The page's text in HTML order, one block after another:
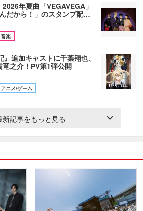
年夏曲「VEGAVEGA」
だから！」のスタンプ配…
音楽
追加キャストに千葉翔也、
之介！PV第1弾公開
アニメ/ゲーム
新記事をもっと見る